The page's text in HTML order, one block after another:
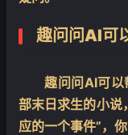
趣问问AI可
趣问问AI可以
部末日求生的小说
应的一个事件”，